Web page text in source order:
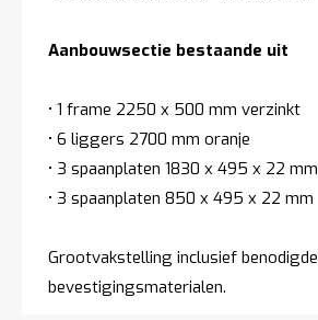
Aanbouwsectie bestaande uit
• 1 frame 2250 x 500 mm verzinkt
• 6 liggers 2700 mm oranje
• 3 spaanplaten 1830 x 495 x 22 mm
• 3 spaanplaten 850 x 495 x 22 mm
Grootvakstelling inclusief benodigde
bevestigingsmaterialen.